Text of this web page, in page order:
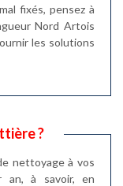
fixés, pensez à
Nord Artois
les solutions
?
nettoyage à vos
an, à savoir, en